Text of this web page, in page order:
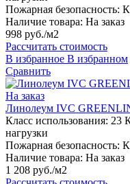
Пожарная безопасность:
Наличие товара: На заказ
998 руб./м2
Рассчитать стоимость
В избранное В избранном
Сравнить
На заказ
Линолеум IVC
Класс использования: 23
нагрузки
Пожарная безопасность:
Наличие товара: На заказ
1 208 руб./м2